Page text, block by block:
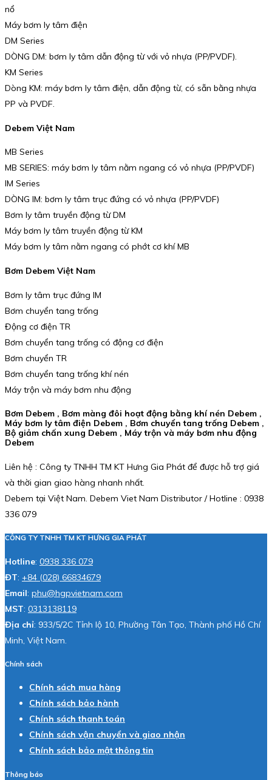
nổ
Máy bơm ly tâm điện
DM Series
DÒNG DM: bơm ly tâm dẫn động từ với vỏ nhựa (PP/PVDF).
KM Series
Dòng KM: máy bơm ly tâm điện, dẫn động từ, có sẵn bằng nhựa
PP và PVDF.
Debem Việt Nam
MB Series
MB SERIES: máy bơm ly tâm nằm ngang có vỏ nhựa (PP/PVDF)
IM Series
DÒNG IM: bơm ly tâm trục đứng có vỏ nhựa (PP/PVDF)
Bơm ly tâm truyền động từ DM
Máy bơm ly tâm truyền động từ KM
Máy bơm ly tâm nằm ngang có phớt cơ khí MB
Bơm Debem Việt Nam
Bơm ly tâm trục đứng IM
Bơm chuyển tang trống
Động cơ điện TR
Bơm chuyển tang trống có động cơ điện
Bơm chuyển TR
Bơm chuyển tang trống khí nén
Máy trộn và máy bơm nhu động
Bơm Debem , Bơm màng đôi hoạt động bằng khí nén Debem ,
Máy bơm ly tâm điện Debem , Bơm chuyển tang trống Debem ,
Bộ giảm chấn xung Debem , Máy trộn và máy bơm nhu động
Debem
Liên hệ : Công ty TNHH TM KT Hưng Gia Phát để được hỗ trợ giá
và thời gian giao hàng nhanh nhất.
Debem tại Việt Nam. Debem Viet Nam Distributor / Hotline : 0938
336 079
CÔNG TY TNHH TM KT HƯNG GIA PHÁT
Hotline: 0938 336 079
ĐT: +84 (028) 66834679
Email: phu@hgpvietnam.com
MST: 0313138119
Địa chỉ: 933/5/2C Tỉnh lộ 10, Phường Tân Tạo, Thành phố Hồ Chí
Minh, Việt Nam.
Chính sách
Chính sách mua hàng
Chính sách bảo hành
Chính sách thanh toán
Chính sách vận chuyển và giao nhận
Chính sách bảo mật thông tin
Thông báo